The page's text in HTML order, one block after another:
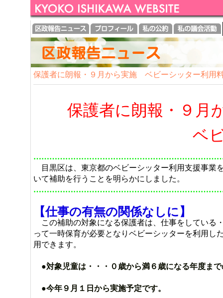
保護者に朗報・９月から実施 ベビーシッター利用
保護者に朗報・９月
ベビーシッ
目黒区は、東京都のベビーシッター利用支援事業
いて補助を行うことを明らかにしました。
【仕事の有無の関係なしに】
この補助の対象になる保護者は、仕事をしている
って一時保育が必要となりベビーシッターを利用し
用できます。
●対象児童は・・・０歳から満６歳になる年度ま
●今年９月１日から実施予定です。